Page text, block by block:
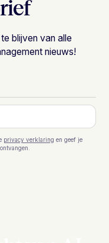
blijven van alle
nieuws!
privacy verklaring en geef je